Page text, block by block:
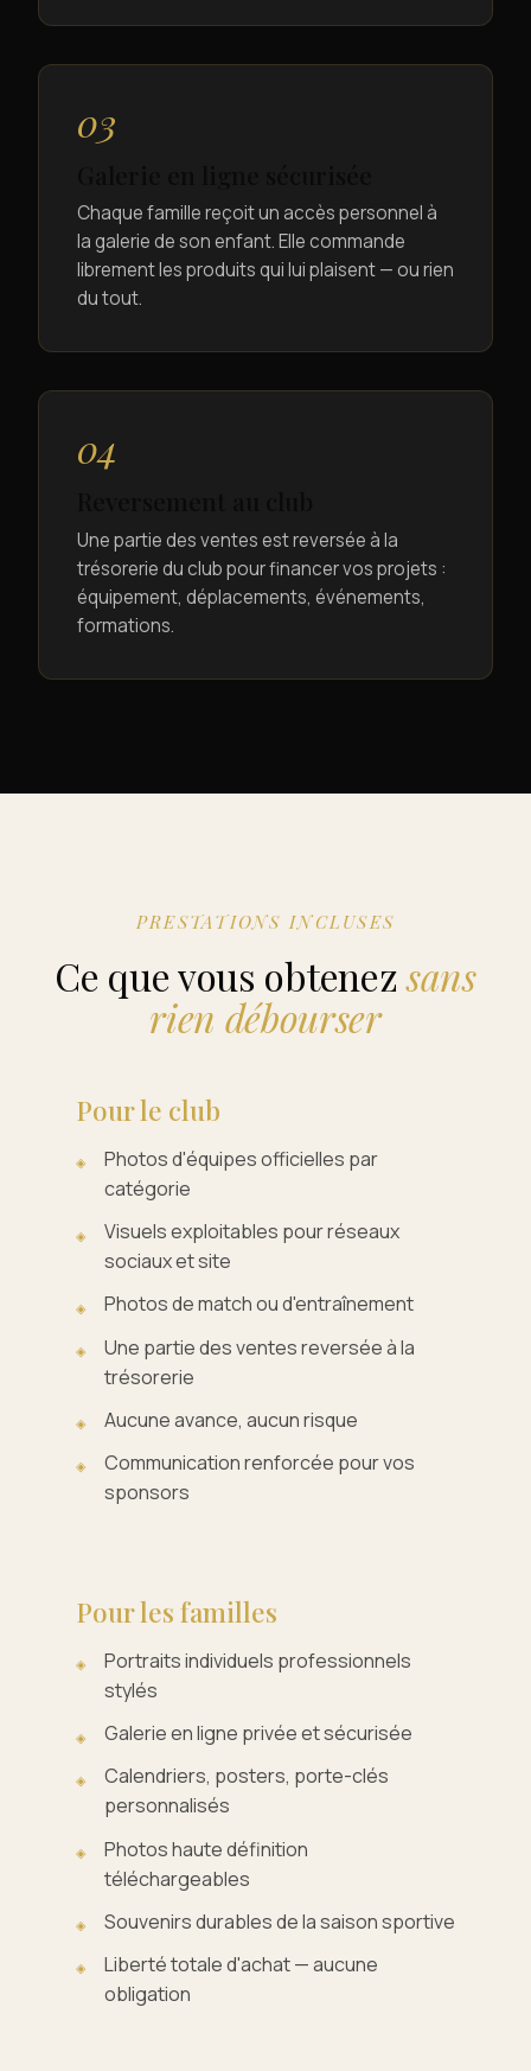
03
Chaque famille reçoit un accès personnel à
la galerie de son enfant. Elle commande
librement les produits qui lui plaisent — ou rien
du tout.
04
Une partie des ventes est reversée à la
trésorerie du club pour financer vos projets :
équipement, déplacements, événements,
formations.
PRESTATIONS INCLUSES
Ce que vous obtenezsans
rien débourser
Pour le club
Photos d'équipes officielles par
catégorie
Visuels exploitables pour réseaux
sociaux et site
Photos de match ou d'entraînement
Une partie des ventes reversée à la
trésorerie
Aucune avance, aucun risque
Communication renforcée pour vos
sponsors
Pour les familles
Portraits individuels professionnels
stylés
Galerie en ligne privée et sécurisée
Calendriers, posters, porte-clés
personnalisés
Photos haute définition
téléchargeables
Souvenirs durables de la saison sportive
Liberté totale d'achat — aucune
obligation